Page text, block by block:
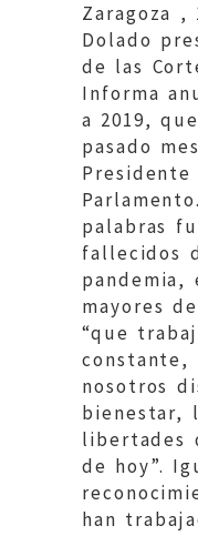
Zaragoza ,
Dolado
de las
Informa
a 2019,
pasado
palabras
fallecidos
pandemia,
mayores
“que
constante,
nosotros
bienestar,
libertades
de hoy”.
han